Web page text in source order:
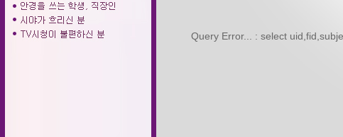
Query Error... : select